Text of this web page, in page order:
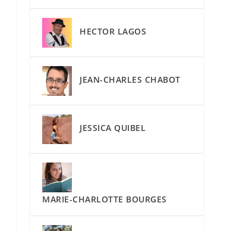
HECTOR LAGOS
JEAN-CHARLES CHABOT
JESSICA QUIBEL
MARIE-CHARLOTTE BOURGES